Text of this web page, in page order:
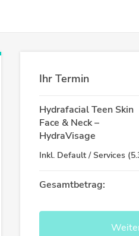
Ihr Termin
Hydrafacial Teen Skin
Face & Neck –
HydraVisage
Inkl. Default / Services (
Gesamtbetrag: